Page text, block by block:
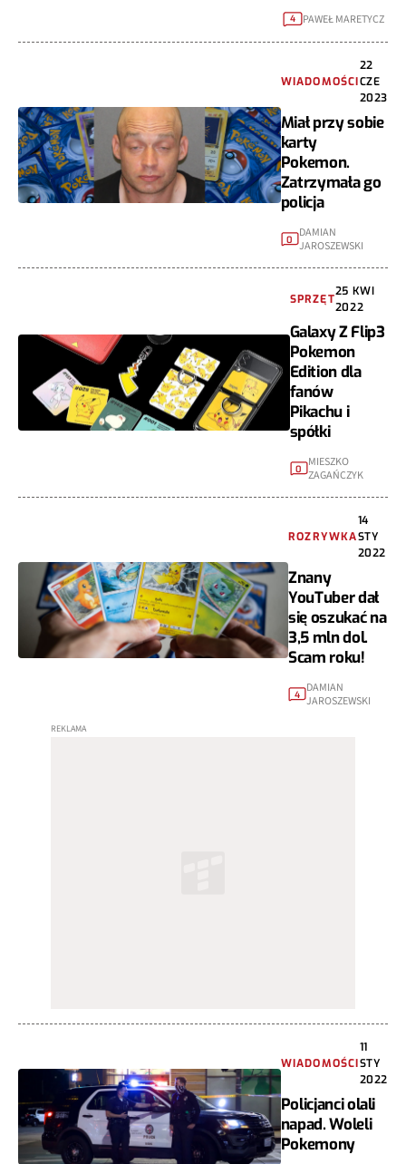
4 PAWEŁ MARETYCZ
WIADOMOŚCI
22
CZE
2023
Miał przy sobie
karty
Pokemon.
Zatrzymała go
policja
0 DAMIAN
JAROSZEWSKI
SPRZĘT
25 KWI
2022
Galaxy Z Flip3
Pokemon
Edition dla
fanów
Pikachu i
spółki
0 MIESZKO
ZAGAŃCZYK
ROZRYWKA
14
STY
2022
Znany
YouTuber dał
się oszukać na
3,5 mln dol.
Scam roku!
4
DAMIAN
JAROSZEWSKI
WIADOMOŚCI
11
STY
2022
Policjanci olali
napad. Woleli
Pokemony